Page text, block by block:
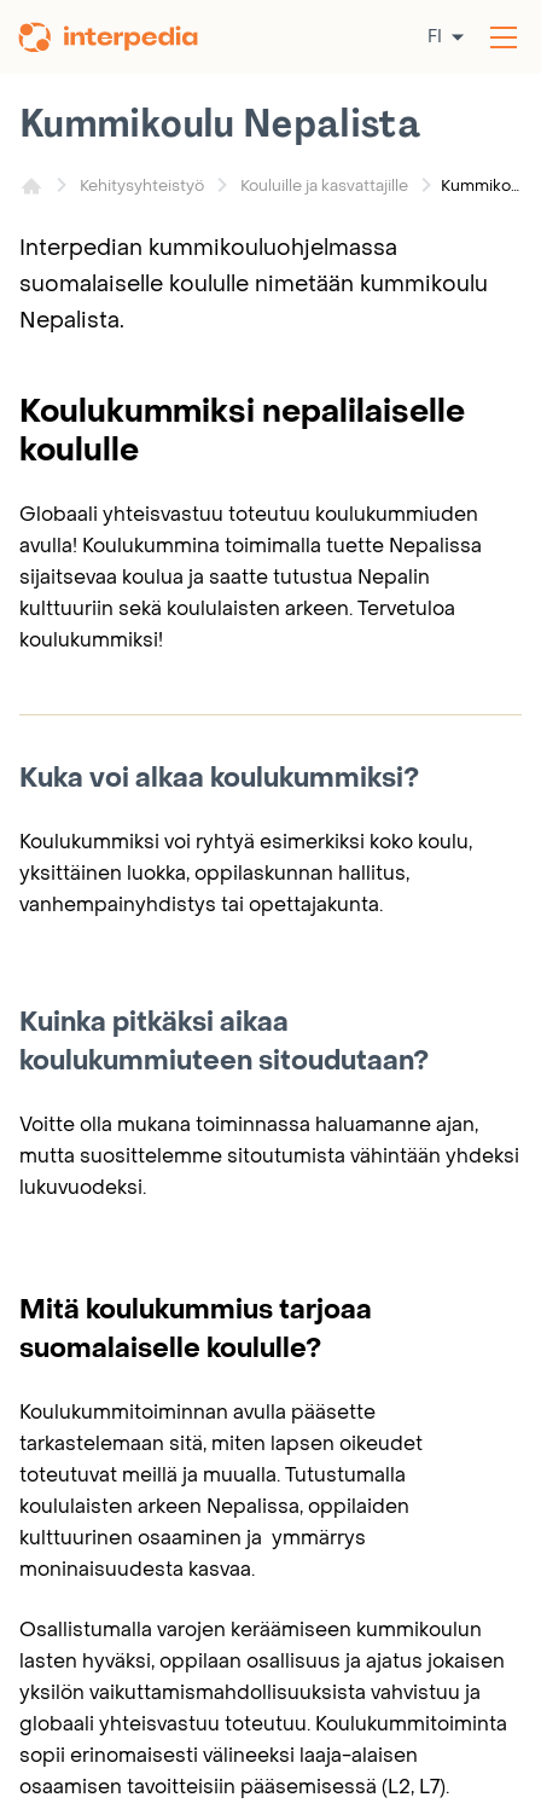
sisältöön
FI
Kehitysyhteistyö Kouluille ja kasvattajille Kummikoulu Nepalista
Kummikoulu Nepalista
Interpedian kummikouluohjelmassa
suomalaiselle koululle nimetään kummikoulu
Nepalista.
Koulukummiksi nepalilaiselle
koululle
Globaali yhteisvastuu toteutuu koulukummiuden
avulla! Koulukummina toimimalla tuette Nepalissa
sijaitsevaa koulua ja saatte tutustua Nepalin
kulttuuriin sekä koululaisten arkeen. Tervetuloa
koulukummiksi!
Kuka voi alkaa koulukummiksi?
Koulukummiksi voi ryhtyä esimerkiksi koko koulu,
yksittäinen luokka, oppilaskunnan hallitus,
vanhempainyhdistys tai opettajakunta.
Kuinka pitkäksi aikaa
koulukummiuteen sitoudutaan?
Voitte olla mukana toiminnassa haluamanne ajan,
mutta suosittelemme sitoutumista vähintään yhdeksi
lukuvuodeksi.
Mitä koulukummius tarjoaa
suomalaiselle koululle?
Koulukummitoiminnan avulla pääsette
tarkastelemaan sitä, miten lapsen oikeudet
toteutuvat meillä ja muualla. Tutustumalla
koululaisten arkeen Nepalissa, oppilaiden
kulttuurinen osaaminen ja ymmärrys
moninaisuudesta kasvaa.
Osallistumalla varojen keräämiseen kummikoulun
lasten hyväksi, oppilaan osallisuus ja ajatus jokaisen
yksilön vaikuttamismahdollisuuksista vahvistuu ja
globaali yhteisvastuu toteutuu. Koulukummitoiminta
sopii erinomaisesti välineeksi laaja-alaisen
osaamisen tavoitteisiin pääsemisessä (L2, L7).